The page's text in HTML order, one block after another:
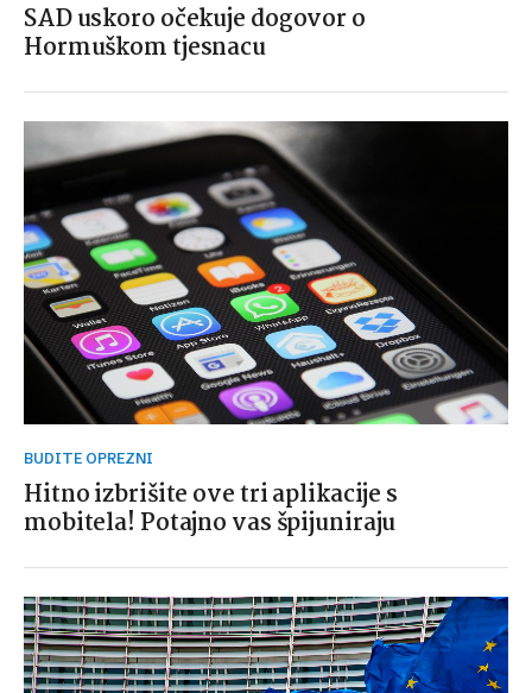
SAD uskoro očekuje dogovor o
Hormuškom tjesnacu
BUDITE OPREZNI
Hitno izbrišite ove tri aplikacije s
mobitela! Potajno vas špijuniraju